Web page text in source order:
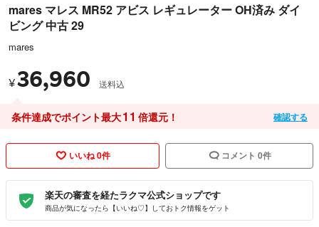
mares マレス MR52 アビス レギュレーター OH済み ダイ
ビング 中古 29
mares
¥36,960 送料込
条件達成でポイント最大11 倍還元！ 確認する
いいね 0件 コメント 0件
楽天の審査を経たラクマ公式ショップです
商品が気になったら【いいね♡】しておトク情報をゲット